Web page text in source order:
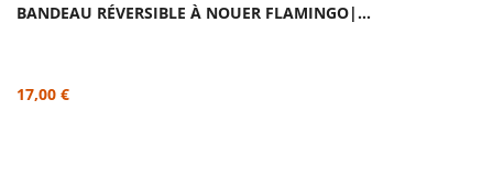
BANDEAU RÉVERSIBLE À NOUER FLAMINGO|...
17,00 €